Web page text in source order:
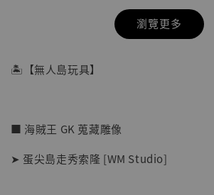
瀏覽更多
🏝【無人島玩具】
■ 海賊王 GK 蒐藏雕像
➤ 蛋尖島走秀索隆 [WM Studio]